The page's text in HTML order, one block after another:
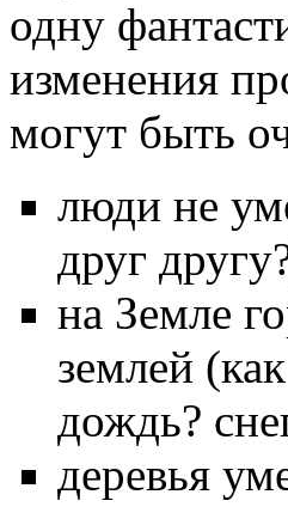
одну
изменения
могут быть
люди не
друг
на Земле
землей
дождь?
деревья